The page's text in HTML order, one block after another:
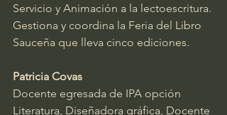
Servicio y Animación a la lectoescritura.
Gestiona y coordina la Feria del Libro
Sauceña que lleva cinco ediciones.
Patricia Covas
Docente egresada de IPA opción
Literatura, Diseñadora gráfica, Docente